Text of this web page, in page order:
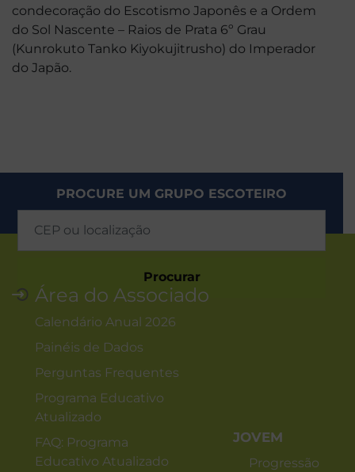
condecoração do Escotismo Japonês e a Ordem
do Sol Nascente – Raios de Prata 6º Grau
(Kunrokuto Tanko Kiyokujitrusho) do Imperador
do Japão.
PROCURE UM GRUPO ESCOTEIRO
Procurar
Área do Associado
Calendário Anual 2026
Painéis de Dados
Perguntas Frequentes
Programa Educativo
Atualizado
FAQ: Programa
Educativo Atualizado
JOVEM
Progressão